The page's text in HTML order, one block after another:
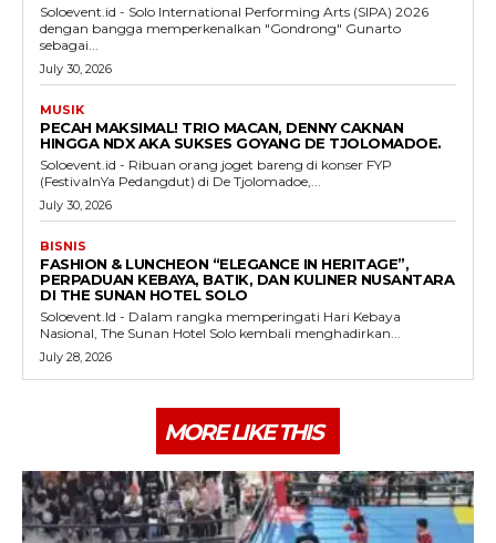
Soloevent.id - Solo International Performing Arts (SIPA) 2026
dengan bangga memperkenalkan "Gondrong" Gunarto
sebagai...
July 30, 2026
MUSIK
PECAH MAKSIMAL! TRIO MACAN, DENNY CAKNAN
HINGGA NDX AKA SUKSES GOYANG DE TJOLOMADOE.
Soloevent.id - Ribuan orang joget bareng di konser FYP
(FestivalnYa Pedangdut) di De Tjolomadoe,...
July 30, 2026
BISNIS
FASHION & LUNCHEON “ELEGANCE IN HERITAGE”,
PERPADUAN KEBAYA, BATIK, DAN KULINER NUSANTARA
DI THE SUNAN HOTEL SOLO
Soloevent.Id - Dalam rangka memperingati Hari Kebaya
Nasional, The Sunan Hotel Solo kembali menghadirkan...
July 28, 2026
MORE LIKE THIS